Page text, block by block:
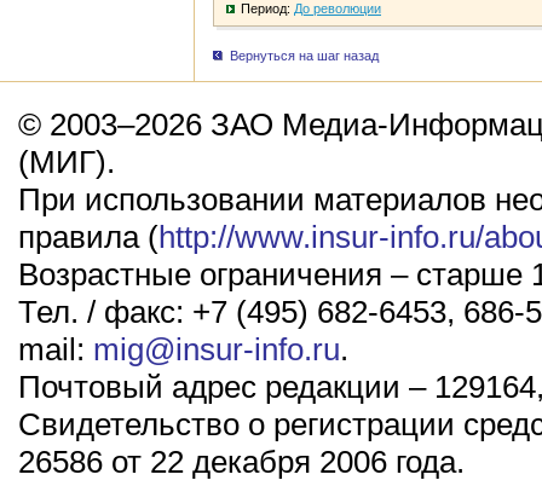
Период: До революции
Вернуться на шаг назад
© 2003–2026 ЗАО Медиа-
(МИГ).
При использовании материалов
правила (http://www.insur-info.ru/
Возрастные ограничения – старше
Тел. / факс: +7 (495) 682-6453, 686-
mail: mig@insur-info.ru.
Почтовый адрес редакции –
Свидетельство о регистрации
26586 от 22 декабря 2006 года.